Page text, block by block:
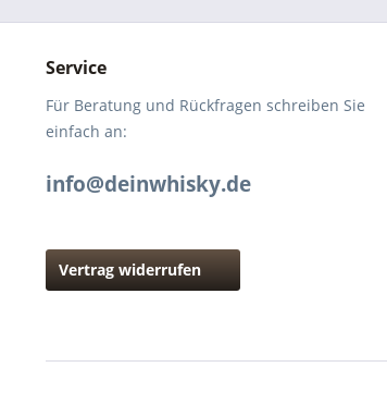
Service
Für Beratung und Rückfragen schreiben Sie
einfach an:
info@deinwhisky.de
Vertrag widerrufen